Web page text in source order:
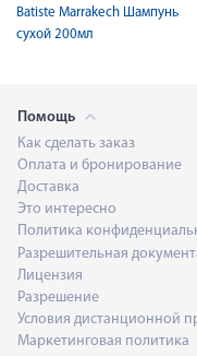
Batiste Marrakech Шампунь
сухой 200мл
Помощь
Как сделать заказ
Оплата и бронирование
Доставка
Это интересно
Политика
Разрешительная
Лицензия
Разрешение
Условия дистанционной
Маркетинговая политика